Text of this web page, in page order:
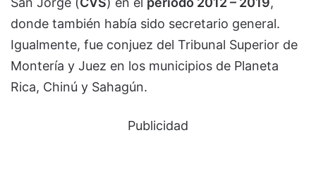
donde también había sido secretario general.
Igualmente, fue conjuez del Tribunal Superior de
Montería y Juez en los municipios de Planeta
Rica, Chinú y Sahagún.
Publicidad